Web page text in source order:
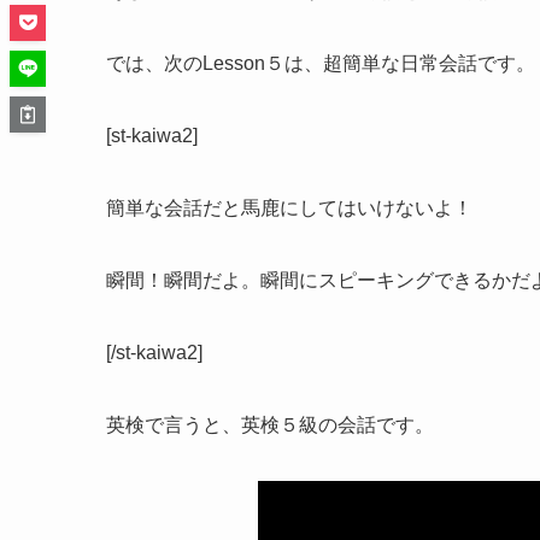
では、次のLesson５は、超簡単な日常会話です。
[st-kaiwa2]
簡単な会話だと馬鹿にしてはいけないよ！
瞬間！瞬間だよ。瞬間にスピーキングできるかだ
[/st-kaiwa2]
英検で言うと、英検５級の会話です。